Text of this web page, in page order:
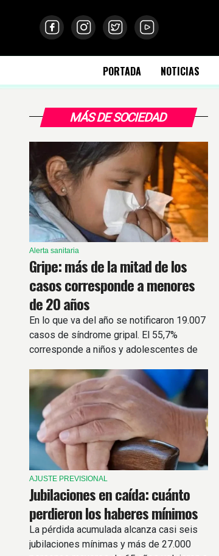
PORTADA NOTICIAS
MÁS DE SOCIEDAD
Alerta sanitaria
Gripe: más de la mitad de los
casos corresponde a menores
de 20 años
En lo que va del año se notificaron 19.007
casos de síndrome gripal. El 55,7%
corresponde a niños y adolescentes de
AJUSTE PREVISIONAL
Jubilaciones en caída: cuánto
perdieron los haberes mínimos
La pérdida acumulada alcanza casi seis
jubilaciones mínimas y más de 27.000